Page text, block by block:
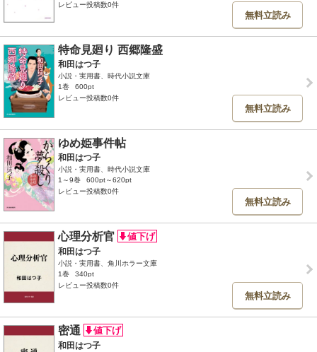
レビュー投稿数0件
無料立読み
特命見廻り 西郷隆盛
和田はつ子
小説・実用書、時代小説文庫
1巻
600pt
レビュー投稿数0件
無料立読み
ゆめ姫事件帖
和田はつ子
小説・実用書、時代小説文庫
1～9巻
600pt～620pt
レビュー投稿数0件
無料立読み
心理分析官
和田はつ子
小説・実用書、角川ホラー文庫
1巻
340pt
レビュー投稿数0件
無料立読み
密通
和田はつ子